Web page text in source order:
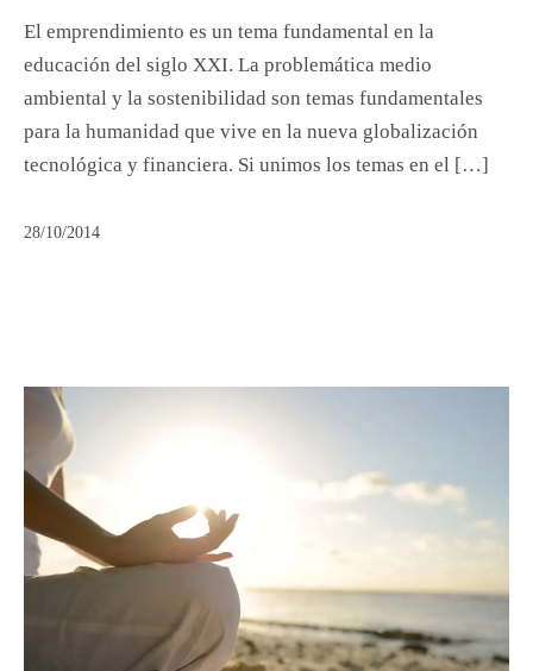
El emprendimiento es un tema fundamental en la
educación del siglo XXI. La problemática medio
ambiental y la sostenibilidad son temas fundamentales
para la humanidad que vive en la nueva globalización
tecnológica y financiera. Si unimos los temas en el […]
28/10/2014